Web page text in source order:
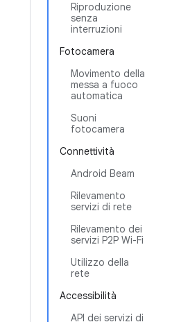
Riproduzione
senza
interruzioni
Fotocamera
Movimento della
messa a fuoco
automatica
Suoni
fotocamera
Connettività
Android Beam
Rilevamento
servizi di rete
Rilevamento dei
servizi P2P Wi-Fi
Utilizzo della
rete
Accessibilità
API dei servizi di